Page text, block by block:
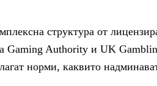
структура от
Authority и UK
норми, каквито